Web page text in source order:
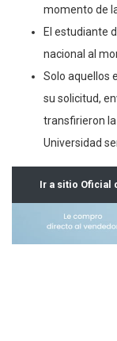
momento de
El estudiante
nacional al
Solo aquellos
su solicitud,
transfirieron
Universidad
Ir a sitio Oficial